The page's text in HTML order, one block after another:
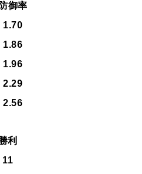
防御率
1.70
1.86
1.96
2.29
2.56
利
11